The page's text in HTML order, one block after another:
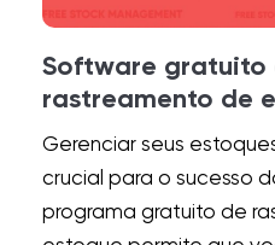
Software gratuito
rastreamento de
Gerenciar seus
crucial para o sucesso
programa gratuito de